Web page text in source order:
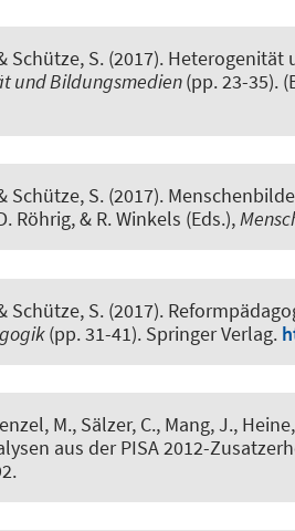
Schütze, S. (2017). Heterogenität
und Bildungsmedien(pp. 23-35).
Schütze, S. (2017).
Röhrig, & R. Winkels (Eds.),
Schütze, S. (2017).
(pp. 31-41). Springer Verlag.
M., Sälzer, C., Mang, J.,
aus der PISA 2012-